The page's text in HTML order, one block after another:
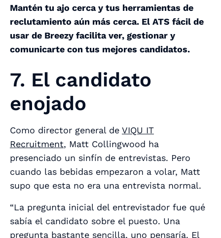
Mantén tu ajo cerca y tus herramientas de
reclutamiento aún más cerca. El ATS fácil de
usar de Breezy facilita ver, gestionar y
comunicarte con tus mejores candidatos.
7. El candidato
enojado
Como director general de VIQU IT
Recruitment, Matt Collingwood ha
presenciado un sinfín de entrevistas. Pero
cuando las bebidas empezaron a volar, Matt
supo que esta no era una entrevista normal.
“La pregunta inicial del entrevistador fue qué
sabía el candidato sobre el puesto. Una
pregunta bastante sencilla, uno pensaría. El